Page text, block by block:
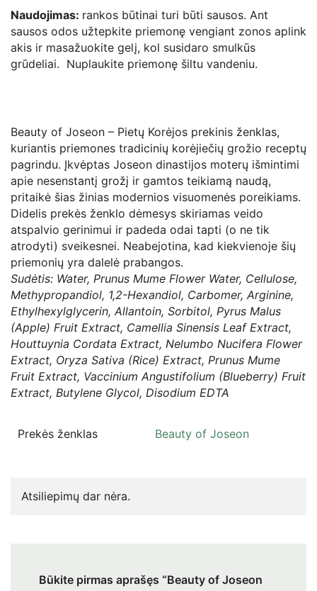
Naudojimas: rankos būtinai turi būti sausos. Ant
sausos odos užtepkite priemonę vengiant zonos aplink
akis ir masažuokite gelį, kol susidaro smulkūs
grūdeliai. Nuplaukite priemonę šiltu vandeniu.
Beauty of Joseon – Pietų Korėjos prekinis ženklas,
kuriantis priemones tradicinių korėjiečių grožio receptų
pagrindu. Įkvėptas Joseon dinastijos moterų išmintimi
apie nesenstantį grožį ir gamtos teikiamą naudą,
pritaikė šias žinias modernios visuomenės poreikiams.
Didelis prekės ženklo dėmesys skiriamas veido
atspalvio gerinimui ir padeda odai tapti (o ne tik
atrodyti) sveikesnei. Neabejotina, kad kiekvienoje šių
priemonių yra dalelė prabangos.
Sudėtis: Water, Prunus Mume Flower Water, Cellulose,
Methypropandiol, 1,2-Hexandiol, Carbomer, Arginine,
Ethylhexylglycerin, Allantoin, Sorbitol, Pyrus Malus
(Apple) Fruit Extract, Camellia Sinensis Leaf Extract,
Houttuynia Cordata Extract, Nelumbo Nucifera Flower
Extract, Oryza Sativa (Rice) Extract, Prunus Mume
Fruit Extract, Vaccinium Angustifolium (Blueberry) Fruit
Extract, Butylene Glycol, Disodium EDTA
Prekės ženklas Beauty of Joseon
Atsiliepimų dar nėra.
Būkite pirmas aprašęs “Beauty of Joseon